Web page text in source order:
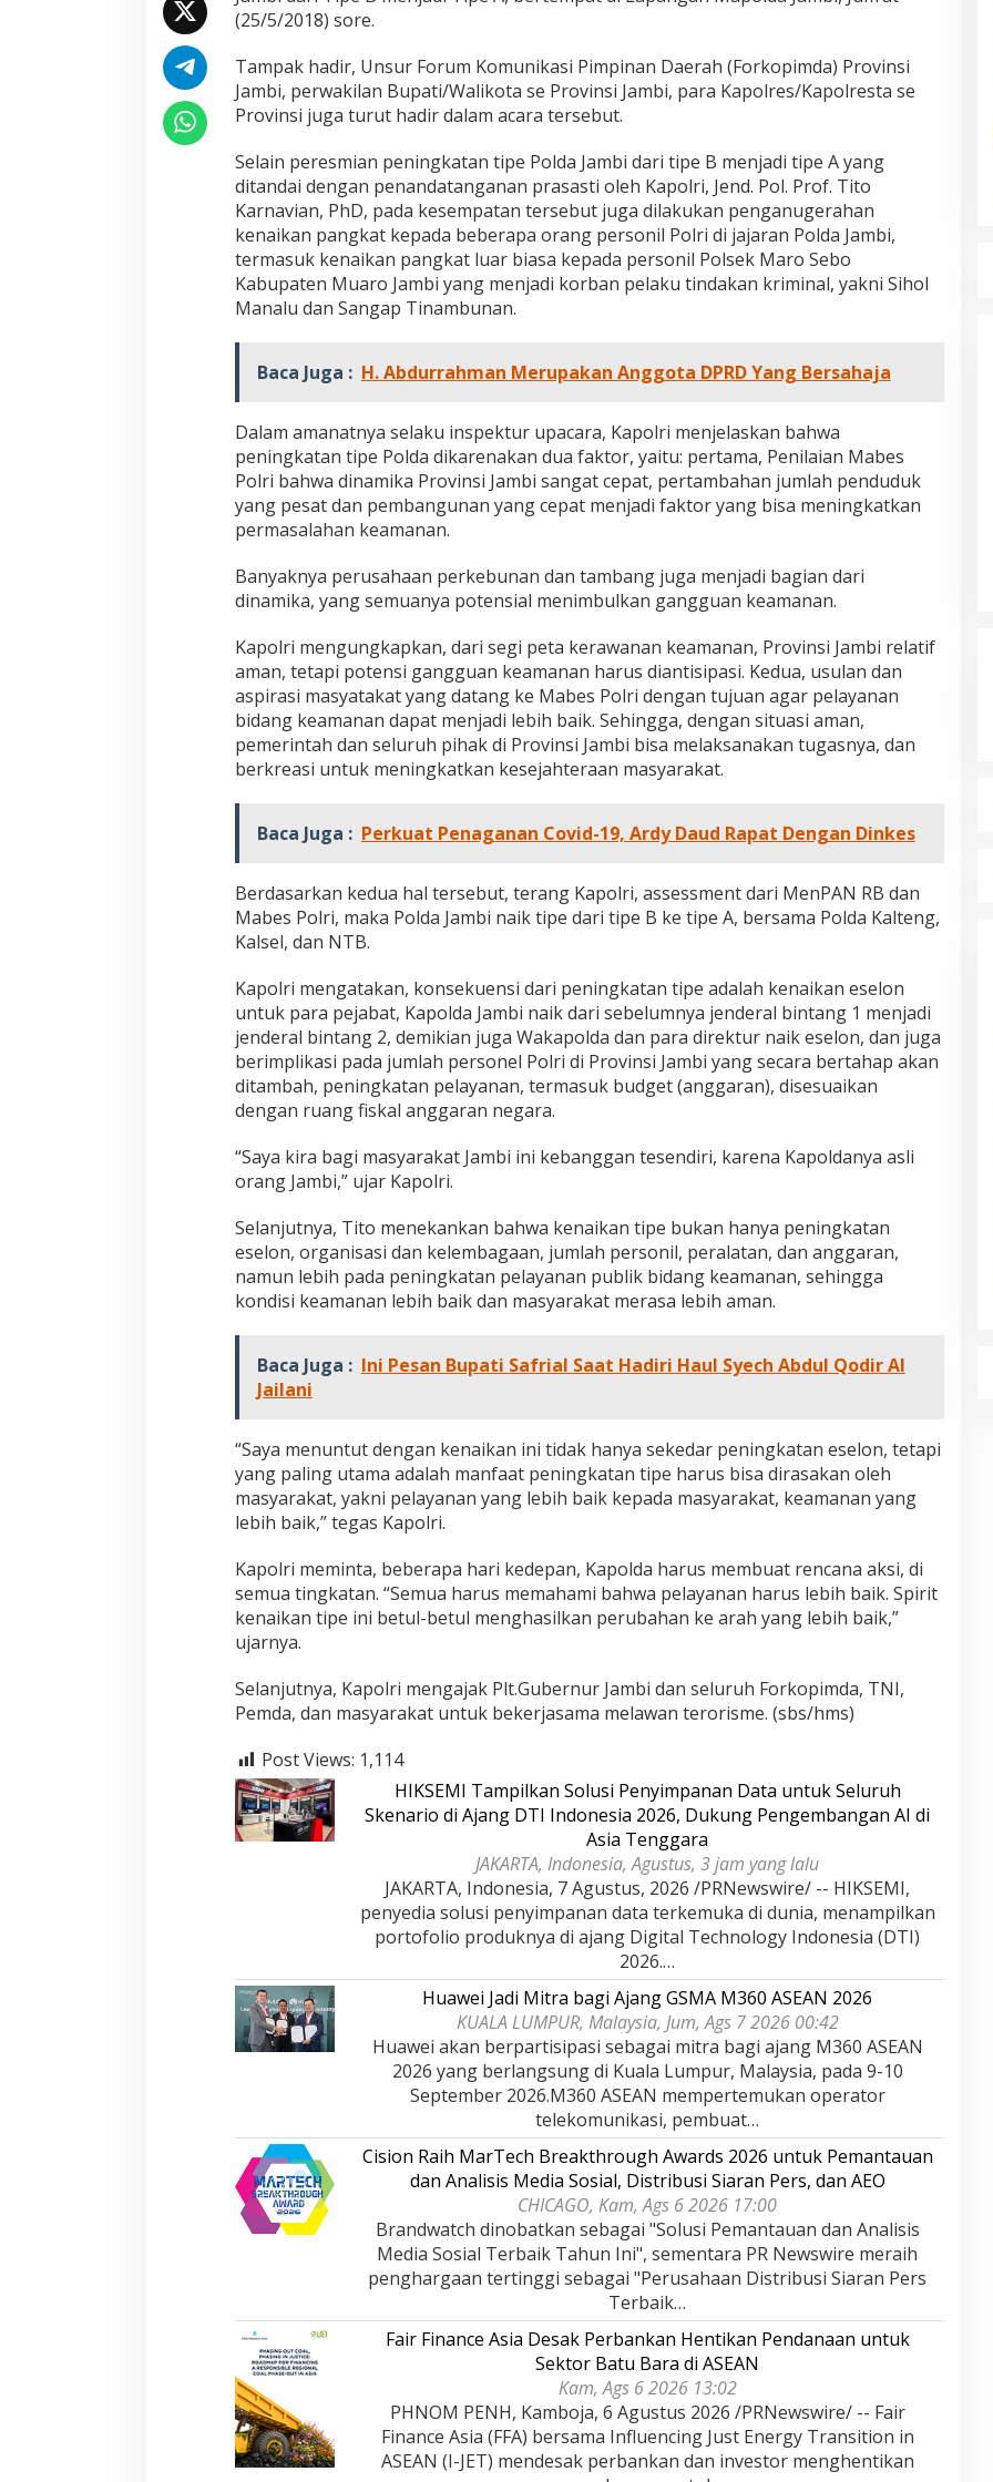
k
t
a
n
p
e
P
o
l
d
a
J
b
(25/5/2018) sore.
Tampak hadir, Unsur Forum Komunikasi Pimpinan Daerah (Forkopimda) Provinsi
Jambi, perwakilan Bupati/Walikota se Provinsi Jambi, para Kapolres/Kapolresta se
Provinsi juga turut hadir dalam acara tersebut.
Selain peresmian peningkatan tipe Polda Jambi dari tipe B menjadi tipe A yang
ditandai dengan penandatanganan prasasti oleh Kapolri, Jend. Pol. Prof. Tito
Karnavian, PhD, pada kesempatan tersebut juga dilakukan penganugerahan
kenaikan pangkat kepada beberapa orang personil Polri di jajaran Polda Jambi,
termasuk kenaikan pangkat luar biasa kepada personil Polsek Maro Sebo
Kabupaten Muaro Jambi yang menjadi korban pelaku tindakan kriminal, yakni Sihol
Manalu dan Sangap Tinambunan.
Baca Juga : H. Abdurrahman Merupakan Anggota DPRD Yang Bersahaja
Dalam amanatnya selaku inspektur upacara, Kapolri menjelaskan bahwa
peningkatan tipe Polda dikarenakan dua faktor, yaitu: pertama, Penilaian Mabes
Polri bahwa dinamika Provinsi Jambi sangat cepat, pertambahan jumlah penduduk
yang pesat dan pembangunan yang cepat menjadi faktor yang bisa meningkatkan
permasalahan keamanan.
Banyaknya perusahaan perkebunan dan tambang juga menjadi bagian dari
dinamika, yang semuanya potensial menimbulkan gangguan keamanan.
Kapolri mengungkapkan, dari segi peta kerawanan keamanan, Provinsi Jambi relatif
aman, tetapi potensi gangguan keamanan harus diantisipasi. Kedua, usulan dan
aspirasi masyatakat yang datang ke Mabes Polri dengan tujuan agar pelayanan
bidang keamanan dapat menjadi lebih baik. Sehingga, dengan situasi aman,
pemerintah dan seluruh pihak di Provinsi Jambi bisa melaksanakan tugasnya, dan
berkreasi untuk meningkatkan kesejahteraan masyarakat.
Baca Juga : Perkuat Penaganan Covid-19, Ardy Daud Rapat Dengan Dinkes
Berdasarkan kedua hal tersebut, terang Kapolri, assessment dari MenPAN RB dan
Mabes Polri, maka Polda Jambi naik tipe dari tipe B ke tipe A, bersama Polda Kalteng,
Kalsel, dan NTB.
Kapolri mengatakan, konsekuensi dari peningkatan tipe adalah kenaikan eselon
untuk para pejabat, Kapolda Jambi naik dari sebelumnya jenderal bintang 1 menjadi
jenderal bintang 2, demikian juga Wakapolda dan para direktur naik eselon, dan juga
berimplikasi pada jumlah personel Polri di Provinsi Jambi yang secara bertahap akan
ditambah, peningkatan pelayanan, termasuk budget (anggaran), disesuaikan
dengan ruang fiskal anggaran negara.
“Saya kira bagi masyarakat Jambi ini kebanggan tesendiri, karena Kapoldanya asli
orang Jambi,” ujar Kapolri.
Selanjutnya, Tito menekankan bahwa kenaikan tipe bukan hanya peningkatan
eselon, organisasi dan kelembagaan, jumlah personil, peralatan, dan anggaran,
namun lebih pada peningkatan pelayanan publik bidang keamanan, sehingga
kondisi keamanan lebih baik dan masyarakat merasa lebih aman.
Baca Juga : Ini Pesan Bupati Safrial Saat Hadiri Haul Syech Abdul Qodir Al
Jailani
“Saya menuntut dengan kenaikan ini tidak hanya sekedar peningkatan eselon, tetapi
yang paling utama adalah manfaat peningkatan tipe harus bisa dirasakan oleh
masyarakat, yakni pelayanan yang lebih baik kepada masyarakat, keamanan yang
lebih baik,” tegas Kapolri.
Kapolri meminta, beberapa hari kedepan, Kapolda harus membuat rencana aksi, di
semua tingkatan. “Semua harus memahami bahwa pelayanan harus lebih baik. Spirit
kenaikan tipe ini betul-betul menghasilkan perubahan ke arah yang lebih baik,”
ujarnya.
Selanjutnya, Kapolri mengajak Plt.Gubernur Jambi dan seluruh Forkopimda, TNI,
Pemda, dan masyarakat untuk bekerjasama melawan terorisme. (sbs/hms)
Post Views: 1,114
HIKSEMI Tampilkan Solusi Penyimpanan Data untuk Seluruh
Skenario di Ajang DTI Indonesia 2026, Dukung Pengembangan AI di
Asia Tenggara
JAKARTA, Indonesia, Agustus, 3 jam yang lalu
JAKARTA, Indonesia, 7 Agustus, 2026 /PRNewswire/ -- HIKSEMI,
penyedia solusi penyimpanan data terkemuka di dunia, menampilkan
portofolio produknya di ajang Digital Technology Indonesia (DTI)
2026.…
Huawei Jadi Mitra bagi Ajang GSMA M360 ASEAN 2026
KUALA LUMPUR, Malaysia, Jum, Ags 7 2026 00:42
Huawei akan berpartisipasi sebagai mitra bagi ajang M360 ASEAN
2026 yang berlangsung di Kuala Lumpur, Malaysia, pada 9-10
September 2026.M360 ASEAN mempertemukan operator
telekomunikasi, pembuat…
Cision Raih MarTech Breakthrough Awards 2026 untuk Pemantauan
dan Analisis Media Sosial, Distribusi Siaran Pers, dan AEO
CHICAGO, Kam, Ags 6 2026 17:00
Brandwatch dinobatkan sebagai "Solusi Pemantauan dan Analisis
Media Sosial Terbaik Tahun Ini", sementara PR Newswire meraih
penghargaan tertinggi sebagai "Perusahaan Distribusi Siaran Pers
Terbaik…
Fair Finance Asia Desak Perbankan Hentikan Pendanaan untuk
Sektor Batu Bara di ASEAN
Kam, Ags 6 2026 13:02
PHNOM PENH, Kamboja, 6 Agustus 2026 /PRNewswire/ -- Fair
Finance Asia (FFA) bersama Influencing Just Energy Transition in
ASEAN (I-JET) mendesak perbankan dan investor menghentikan
Jejak 69 Tahun dan Manifesto
Pembaharuan di Era Al Haris – Sani
Kinerja Terukur dan Dampak
Nyata: Mengapa Al Haris Disebut
2025
PERISTIWA
| 18 Desember, 2025
Pelaminan Pengantin dan Baju
Oktober, 2025